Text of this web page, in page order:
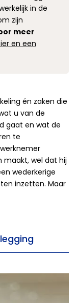
in de
zijn
meer
en een
én zaken die
u van de
gaat en wat de
te
maakt, wel dat hij
wederkerige
inzetten. Maar